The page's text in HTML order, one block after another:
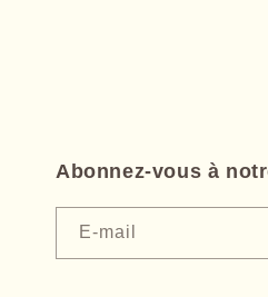
Abonnez-vous à
E-mail